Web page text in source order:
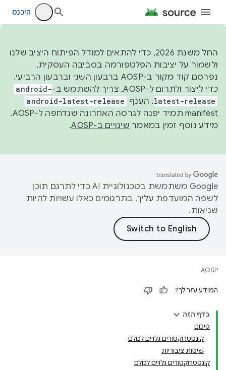
היכנס
החל משנת 2026, כדי להתאים למודל הפיתוח היציב שלנו
ולשמור על יציבות הפלטפורמה בסביבה העסקית,
נפרסם קוד מקור ב-AOSP ברבעון השני וברבעון הרביעי.
כדי ליצור ולתרום ל-AOSP, צריך להשתמש ב-
android-
latest-release. הענף android-latest-release
manifest תמיד יפנה לגרסה האחרונה שנדחפה ל-AOSP.
מידע נוסף זמין במאמר שינויים ב-AOSP .
‫Google משתמשת בטכנולוגיית AI כדי לתרגם תוכן
לשפה המועדפת עליך. בתרגומים כאלו עשויות להיות
שגיאות.
AOSP
המידע עזר לך?
בדף הזה
סיכום
קונסטרוקטורים גלויים לכולם
שיטות ציבוריות
קונסטרוקטורים גלויים לכולם